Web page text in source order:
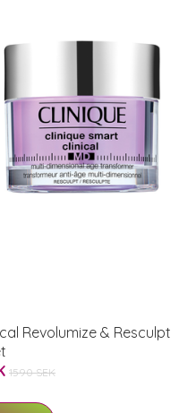
Revolumize & Resculpt
1590 SEK